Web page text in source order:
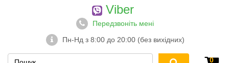
Viber
Передзвоніть мені
Пн-Нд з 8:00 до 20:00 (без вихідних)
0